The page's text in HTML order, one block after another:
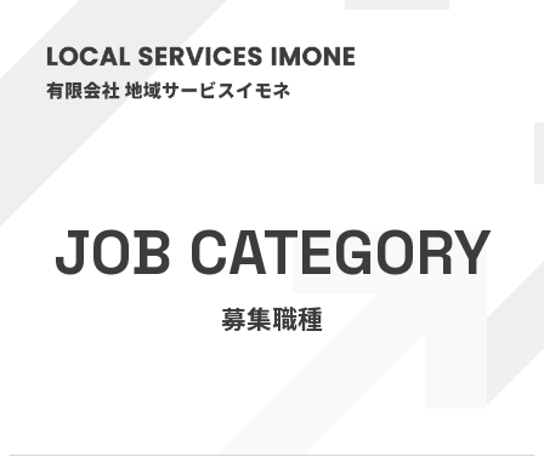
医療・介護事業
訪問看護リハビリステーション癒々
福祉用具プランナー癒々
JOB CATEGORY
募集職種